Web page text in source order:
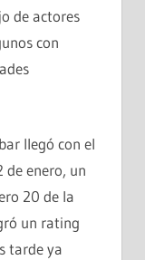
de actores
con
llegó con el
de enero, un
20 de la
un rating
tarde ya